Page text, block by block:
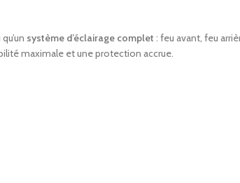
système d’éclairage complet : feu avant, feu
maximale et une protection accrue.